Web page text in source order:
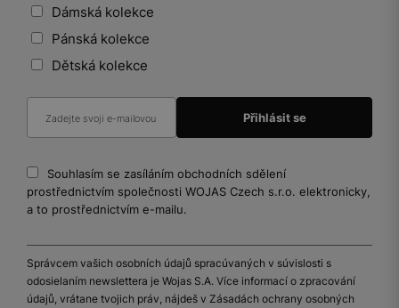
Dámská kolekce
Pánská kolekce
Dětská kolekce
Souhlasím se zasíláním obchodních sdělení
prostřednictvím společnosti WOJAS Czech s.r.o. elektronicky,
a to prostřednictvím e-mailu.
Správcem vašich osobních údajů spracúvaných v súvislosti s
odosielaním newslettera je Wojas S.A. Více informací o zpracování
údajů, vrátane tvojich práv, nájdeš v Zásadách ochrany osobných